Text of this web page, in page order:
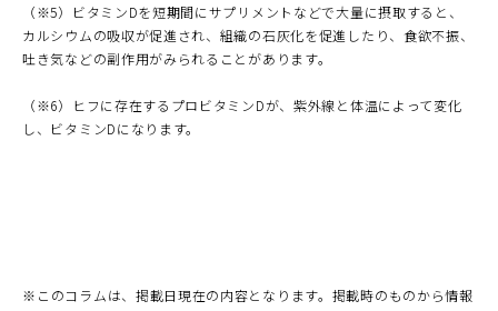
（※5）ビタミンDを短期間にサプリメントなどで大量に摂取すると、
カルシウムの吸収が促進され、組織の石灰化を促進したり、食欲不振、
吐き気などの副作用がみられることがあります。
（※6）ヒフに存在するプロビタミンDが、紫外線と体温によって変化
し、ビタミンDになります。
※ このコラムは、掲載日現在の内容となります。掲載時のものから情報